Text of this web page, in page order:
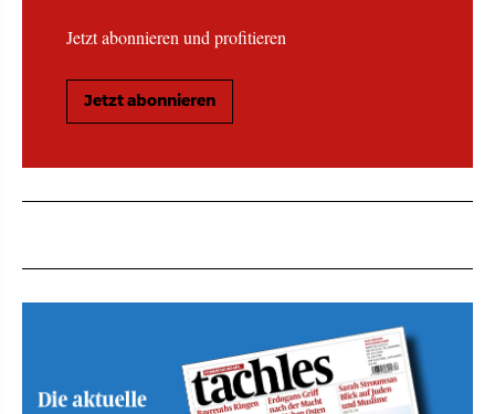
Jetzt abonnieren und profitieren
Jetzt abonnieren